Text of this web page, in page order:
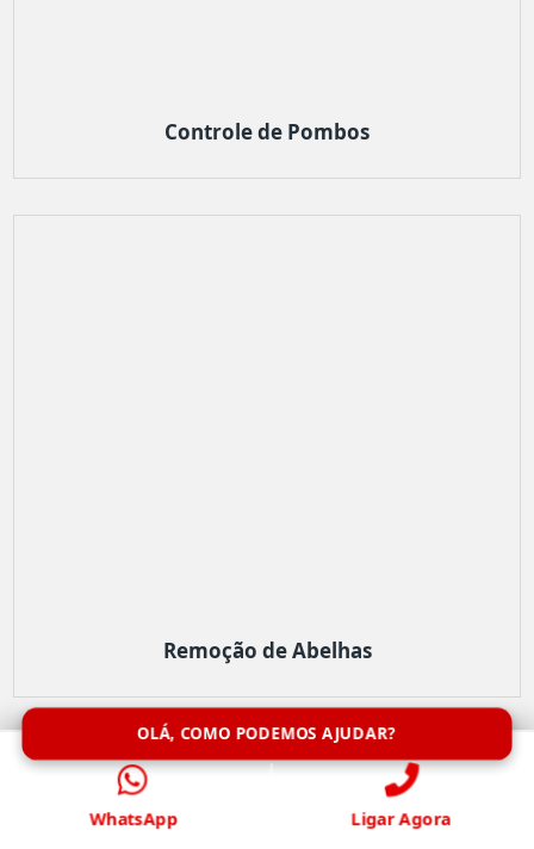
Controle de Pombos
Remoção de Abelhas
OLÁ, COMO PODEMOS AJUDAR?
WhatsApp Ligar Agora